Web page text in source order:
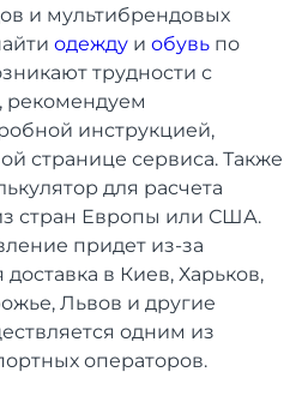
и мультибрендовых
одежду и обувь по
трудности с
рекомендуем
инструкцией,
странице сервиса. Также
для расчета
стран Европы или США.
придет из-за
в Киев, Харьков,
Львов и другие
одним из
операторов.